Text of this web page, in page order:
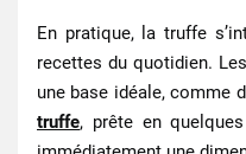
En pratique, la truffe
recettes du quotidien. Les
une base idéale, comme
truffe, prête en